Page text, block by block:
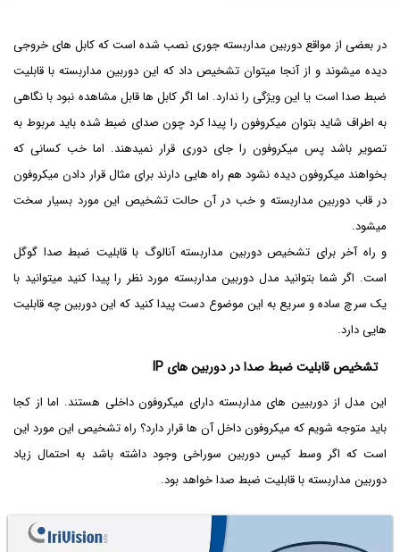
در بعضی از مواقع دوربین مداربسته جوری نصب شده است که کابل های خروجی
دیده میشوند و از آنجا میتوان تشخیص داد که این دوربین مداربسته با قابلیت
ضبط صدا است یا این ویژگی را ندارد. اما اگر کابل ها قابل مشاهده نبود با نگاهی
به اطراف شاید بتوان میکروفون را پیدا کرد چون صدای ضبط شده باید مربوط به
تصویر باشد پس میکروفون را جای دوری قرار نمیدهند. اما خب کسانی که
بخواهند میکروفون دیده نشود هم راه هایی دارند برای مثال قرار دادن میکروفون
در قاب دوربین مداربسته و خب در آن حالت تشخیص این مورد بسیار سخت
میشود.
و راه آخر برای تشخیص دوربین مداربسته آنالوگ با قابلیت ضبط صدا گوگل
است. اگر شما بتوانید مدل دوربین مداربسته مورد نظر را پیدا کنید میتوانید با
یک سرچ ساده و سریع به این موضوع دست پیدا کنید که این دوربین چه قابلیت
هایی دارد.
تشخیص قابلیت ضبط صدا در دوربین های IP
این مدل از دوربیین های مداربسته دارای میکروفون داخلی هستند. اما از کجا
باید متوجه شویم که میکروفون داخل آن ها قرار دارد؟ راه تشخیص این مورد این
است که اگر وسط کیس دوربین سوراخی وجود داشته باشد به احتمال زیاد
دوربین مداربسته با قابلیت ضبط صدا خواهد بود.